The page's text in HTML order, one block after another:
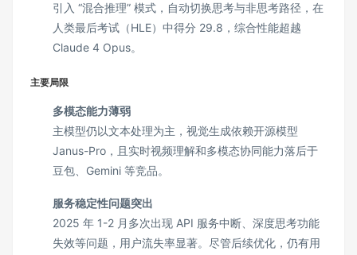
引入 “混合推理” 模式，自动切换思考与非思考路径，在
人类最后考试（HLE）中得分 29.8，综合性能超越
Claude 4 Opus。
主要局限
多模态能力薄弱
主模型仍以文本处理为主，视觉生成依赖开源模型
Janus-Pro，且实时视频理解和多模态协同能力落后于
豆包、Gemini 等竞品。
服务稳定性问题突出
2025 年 1-2 月多次出现 API 服务中断、深度思考功能
失效等问题，用户流失率显著。尽管后续优化，仍有用